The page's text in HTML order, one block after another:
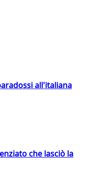
all'italiana
che lasciò la